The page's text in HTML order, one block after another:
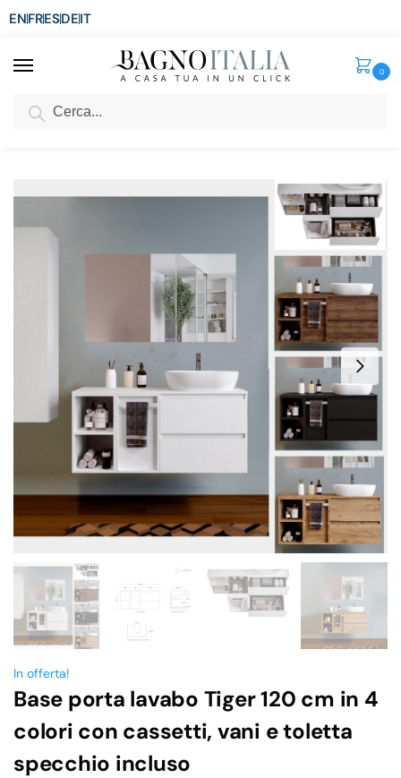
ENFRESDEIT
0
SCONTO del 3%
In offerta!
Base porta lavabo Tiger 120 cm in 4
colori con cassetti, vani e toletta
specchio incluso